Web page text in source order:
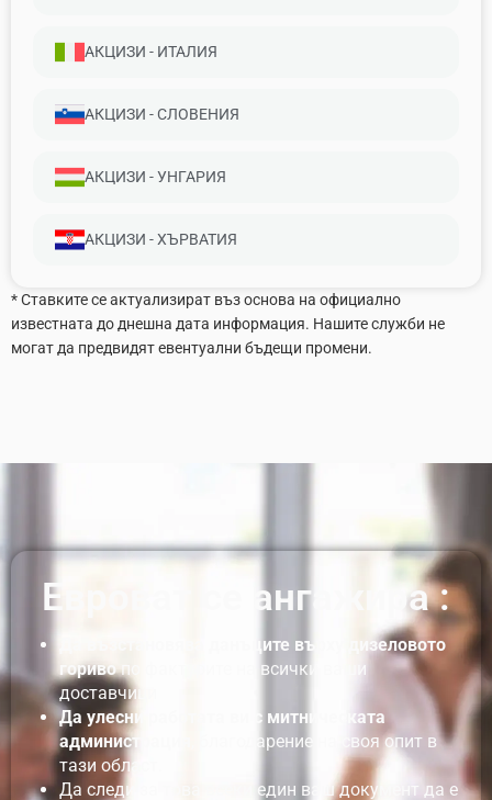
AКЦИЗИ - ИТАЛИЯ
AКЦИЗИ - СЛОВЕНИЯ
AКЦИЗИ - УНГАРИЯ
AКЦИЗИ - ХЪРВАТИЯ
* Ставките се актуализират въз основа на официално
известната до днешна дата информация. Нашите служби не
могат да предвидят евентуални бъдещи промени.
Евровaт се ангажира :
Да възстановява данъците върху дизеловото
горивопо фактурите на всички ваши
доставчици
Да улесни работата ви с митническата
администрация
, благодарение на своя опит в
тази област.
Да следи за това всеки един ваш документ да е